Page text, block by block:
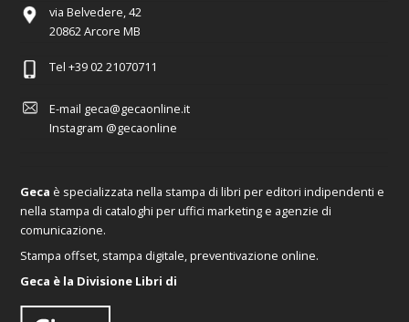
via Belvedere, 42
20862 Arcore MB
Tel +39 02 21070711
E-mail geca@gecaonline.it
Instagram @gecaonline
Geca è specializzata nella stampa di libri per editori indipendenti e
nella stampa di cataloghi per uffici marketing e agenzie di
comunicazione.
Stampa offset, stampa digitale, preventivazione online.
Geca è la Divisione Libri di